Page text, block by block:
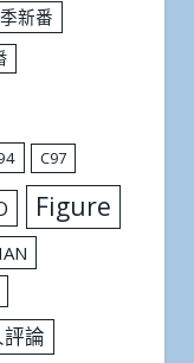
新番
C97
Figure
論